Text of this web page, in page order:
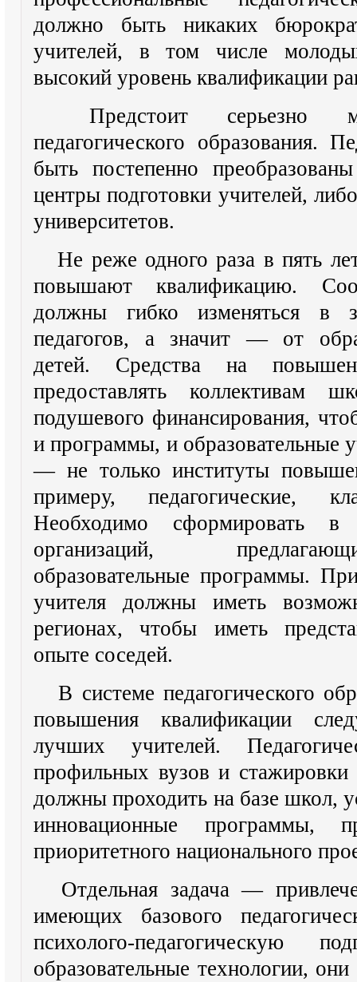
должно быть никаких
учителей, в том числе
высокий уровень квалификации
Предстоит серьезно
педагогического образования.
быть постепенно
центры подготовки учителей,
университетов.
Не реже одного раза в пять
повышают квалификацию.
должны гибко изменяться в
педагогов, а значит — от
детей. Средства на
предоставлять коллективам
подушевого финансирования,
и программы, и образовательные
— не только институты
примеру, педагогические,
Необходимо сформировать
организаций,
образовательные программы.
учителя должны иметь
регионах, чтобы иметь
опыте соседей.
В системе педагогического
повышения квалификации
лучших учителей.
профильных вузов и
должны проходить на базе школ,
инновационные программы,
приоритетного национального
Отдельная задача —
имеющих базового
психолого-педагогическую
образовательные технологии,